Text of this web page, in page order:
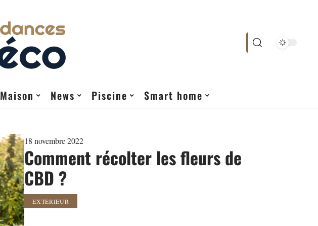
Maison News Piscine Smart home
18 novembre 2022
Comment récolter les fleurs de
CBD ?
EXTÉRIEUR